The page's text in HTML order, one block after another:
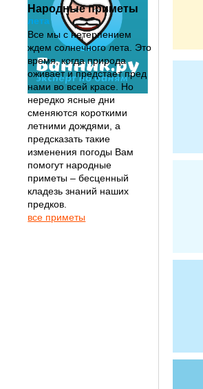
Народные приметы
лета
Все мы с нетерпением
ждем солнечного лета. Это
время, когда природа
оживает и предстает пред
нами во всей красе. Но
нередко ясные дни
сменяются короткими
летними дождями, а
предсказать такие
изменения погоды Вам
помогут народные
приметы – бесценный
кладезь знаний наших
предков.
все приметы